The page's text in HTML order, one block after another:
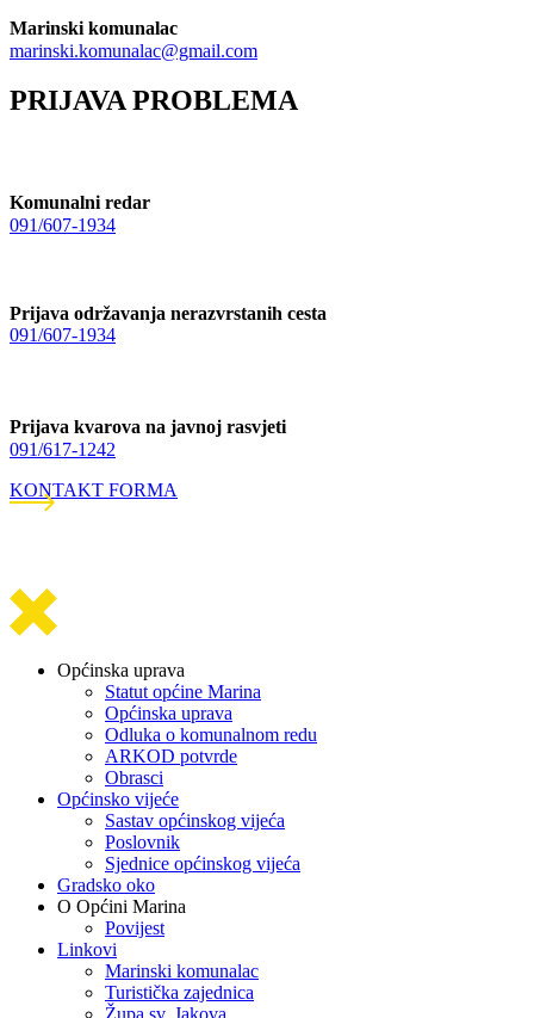
Marinski komunalac
marinski.komunalac@gmail.com
PRIJAVA PROBLEMA
Komunalni redar
091/607-1934
Prijava održavanja nerazvrstanih cesta
091/607-1934
Prijava kvarova na javnoj rasvjeti
091/617-1242
KONTAKT FORMA
Općinska uprava
Statut općine Marina
Općinska uprava
Odluka o komunalnom redu
ARKOD potvrde
Obrasci
Općinsko vijeće
Sastav općinskog vijeća
Poslovnik
Sjednice općinskog vijeća
Gradsko oko
O Općini Marina
Povijest
Linkovi
Marinski komunalac
Turistička zajednica